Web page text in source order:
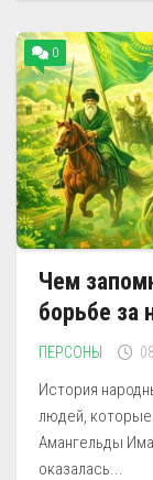
0
Чем
борьбе за
ПЕРСОНЫ
История
людей, которые
Амангельды
оказалась...